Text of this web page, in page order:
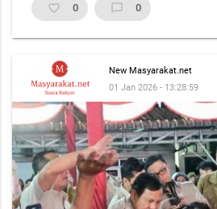
favorite_border 0 chat_bubble_outline 0
New Masyarakat.net
01 Jan 2026 - 13:28:59